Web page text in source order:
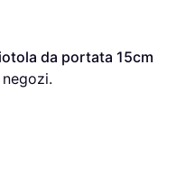
da portata 15cm
negozi.